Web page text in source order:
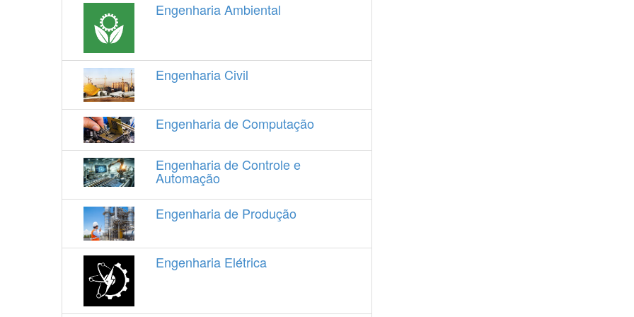
Engenharia Ambiental
Engenharia Civil
Engenharia de Computação
Engenharia de Controle e
Automação
Engenharia de Produção
Engenharia Elétrica